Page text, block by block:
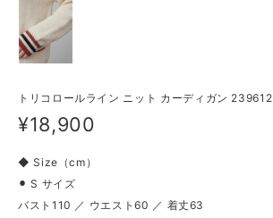
トリコロールライン ニット カーディガン 239612
¥18,900
◆ Size（cm）
⚫︎ S サイズ
バスト110 ／ ウエスト60 ／ 着丈63